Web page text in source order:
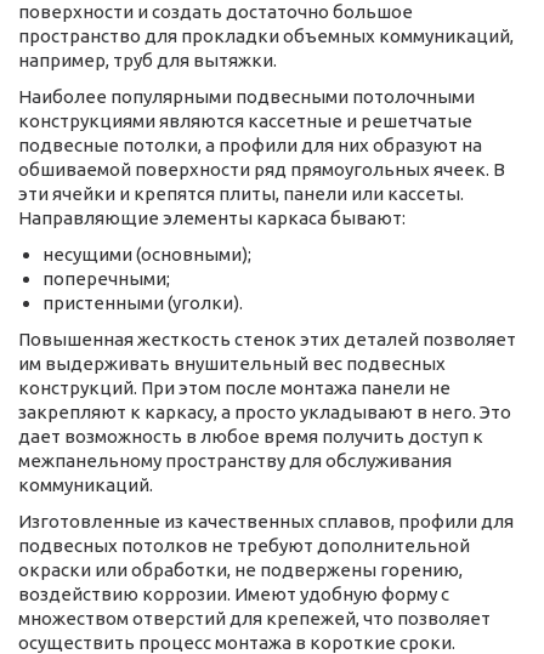
поверхности и создать достаточно большое
пространство для прокладки объемных коммуникаций,
например, труб для вытяжки.
Наиболее популярными подвесными потолочными
конструкциями являются кассетные и решетчатые
подвесные потолки, а профили для них образуют на
обшиваемой поверхности ряд прямоугольных ячеек. В
эти ячейки и крепятся плиты, панели или кассеты.
Направляющие элементы каркаса бывают:
несущими (основными);
поперечными;
пристенными (уголки).
Повышенная жесткость стенок этих деталей позволяет
им выдерживать внушительный вес подвесных
конструкций. При этом после монтажа панели не
закрепляют к каркасу, а просто укладывают в него. Это
дает возможность в любое время получить доступ к
межпанельному пространству для обслуживания
коммуникаций.
Изготовленные из качественных сплавов, профили для
подвесных потолков не требуют дополнительной
окраски или обработки, не подвержены горению,
воздействию коррозии. Имеют удобную форму с
множеством отверстий для крепежей, что позволяет
осуществить процесс монтажа в короткие сроки.